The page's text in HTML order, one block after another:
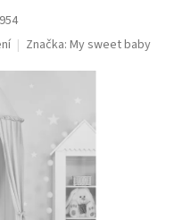
Značka: My sweet baby